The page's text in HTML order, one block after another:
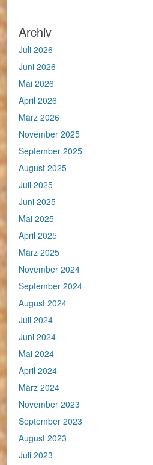
Archiv
Juli 2026
Juni 2026
Mai 2026
April 2026
März 2026
November 2025
September 2025
August 2025
Juli 2025
Juni 2025
Mai 2025
April 2025
März 2025
November 2024
September 2024
August 2024
Juli 2024
Juni 2024
Mai 2024
April 2024
März 2024
November 2023
September 2023
August 2023
Juli 2023